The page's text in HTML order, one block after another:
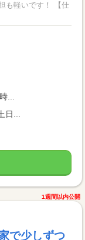
いです！ 【仕
...
...
1週間以内公開
で少しずつ